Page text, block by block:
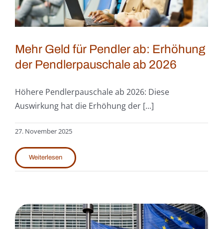
Mehr Geld für Pendler ab: Erhöhung
der Pendlerpauschale ab 2026
Höhere Pendlerpauschale ab 2026: Diese
Auswirkung hat die Erhöhung der [...]
27. November 2025
Weiterlesen